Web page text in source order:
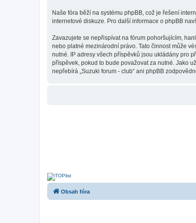
Naše fóra běží na systému phpBB, což je řešení
internetové diskuze. Pro další informace o phpBB
Zavazujete se nepřispívat na fórum pohoršujícím,
nebo platné mezinárodní právo. Tato činnost může
nutné. IP adresy všech příspěvků jsou ukládány pro
příspěvek, pokud to bude považovat za nutné. Jako
nepřebírá „Suzuki forum - club“ ani phpBB
Obsah fóra